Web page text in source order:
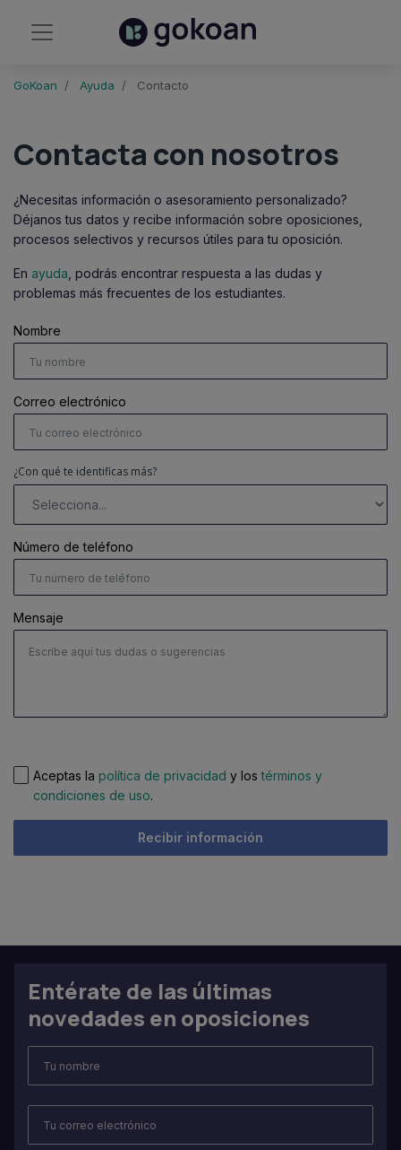
GoKoan Ayuda Contacto
Contacta con nosotros
¿Necesitas información o asesoramiento personalizado?
Déjanos tus datos y recibe información sobre oposiciones,
procesos selectivos y recursos útiles para tu oposición.
En ayuda , podrás encontrar respuesta a las dudas y
problemas más frecuentes de los estudiantes.
Nombre
Correo electrónico
¿Con qué te identificas más?
Número de teléfono
Mensaje
Aceptas lapolítica de privacidad y lostérminos y
condiciones de uso.
Entérate de las últimas
novedades en oposiciones